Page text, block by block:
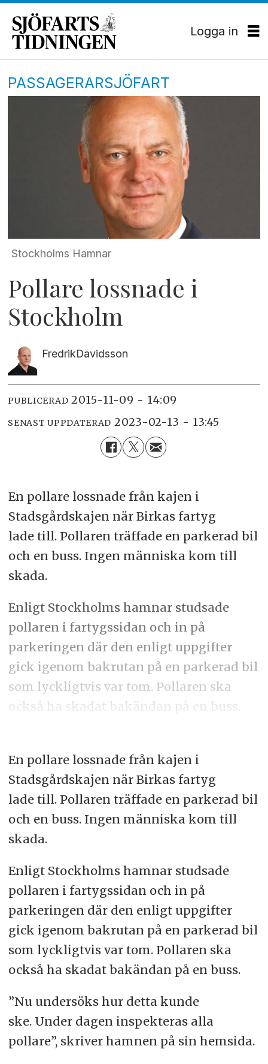
Logga in
PASSAGERARSJÖFART
Stockholms Hamnar
Pollare lossnade i
Stockholm
FredrikDavidsson
PUBLICERAD 2015-11-09 - 14:09
SENAST UPPDATERAD 2023-02-13 - 13:45
En pollare lossnade från kajen i
Stadsgårdskajen när Birkas fartyg
lade till. Pollaren träffade en parkerad bil
och en buss. Ingen människa kom till
skada.
Enligt Stockholms hamnar studsade
pollaren i fartygssidan och in på
parkeringen där den enligt uppgifter
gick igenom bakrutan på en parkerad bil
som lyckligtvis var tom. Pollaren ska
också ha skadat bakändan på en buss.
En pollare lossnade från kajen i
Stadsgårdskajen när Birkas fartyg
lade till. Pollaren träffade en parkerad bil
och en buss. Ingen människa kom till
skada.
Enligt Stockholms hamnar studsade
pollaren i fartygssidan och in på
parkeringen där den enligt uppgifter
gick igenom bakrutan på en parkerad bil
som lyckligtvis var tom. Pollaren ska
också ha skadat bakändan på en buss.
”Nu undersöks hur detta kunde
ske. Under dagen inspekteras alla
pollare”, skriver hamnen på sin hemsida.